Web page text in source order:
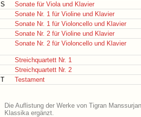
S
Sonate für Viola und Klavier
Sonate Nr. 1 für Violine und Klavier
Sonate Nr. 1 für Violoncello und Klavier
Sonate Nr. 2 für Violine und Klavier
Sonate Nr. 2 für Violoncello und Klavier
Streichquartett Nr. 1
Streichquartett Nr. 2
T
Testament
Die Auflistung der Werke von Tigran
Klassika ergänzt.